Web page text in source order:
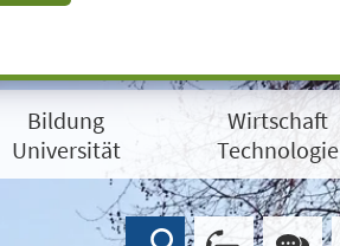
Bildung
Universität
Wirtschaft
Technologie